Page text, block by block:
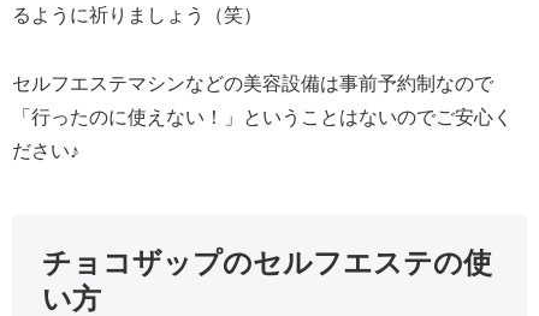
るように祈りましょう（笑）
セルフエステマシンなどの美容設備は事前予約制なので
「行ったのに使えない！」ということはないのでご安心く
ださい♪
チョコザップのセルフエステの使
い方